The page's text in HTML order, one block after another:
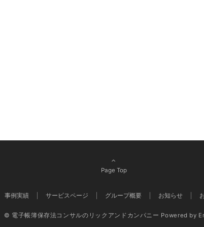
Page Top
事例実績 サービスページ グループ概要 お知らせ
© 電子帳簿保存法コンサルのリックアンドカンパニー Powered by